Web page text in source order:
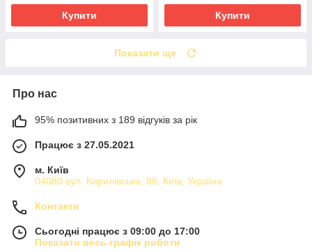
Купити Купити
Показати ще
Про нас
95% позитивних з 189 відгуків за рік
Працює з 27.05.2021
м. Київ
04080 вул. Кирилівська, 86, Київ, Україна
Контакти
Сьогодні працює з 09:00 до 17:00
Показати весь графік роботи